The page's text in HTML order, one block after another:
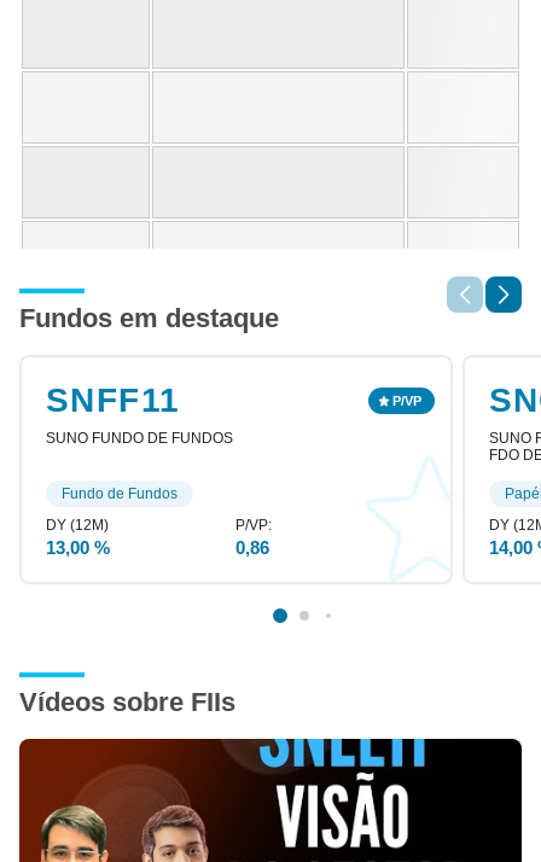
Fundos em destaque
SNFF11
SUNO FUNDO DE FUNDOS
13,00 % 0,86
Fundo de Fundos
SUNO
FDO
14,00
Vídeos sobre FIIs